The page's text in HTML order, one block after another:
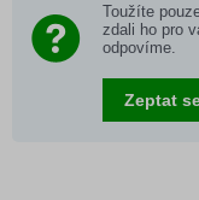
Toužíte
zdali ho pro
odpovíme.
Zeptat